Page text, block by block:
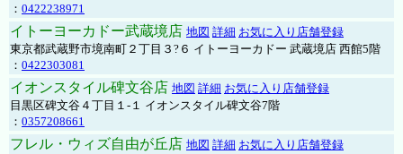
： 0422238971
イトーヨーカドー武蔵境店 地図 詳細 お気に入り店舗登録
東京都武蔵野市境南町２丁目３?６ イトーヨーカドー 武蔵境店 西館5階
： 0422303081
イオンスタイル碑文谷店 地図 詳細 お気に入り店舗登録
目黒区碑文谷４丁目１-１ イオンスタイル碑文谷7階
： 0357208661
フレル・ウィズ自由が丘店 地図 詳細 お気に入り店舗登録